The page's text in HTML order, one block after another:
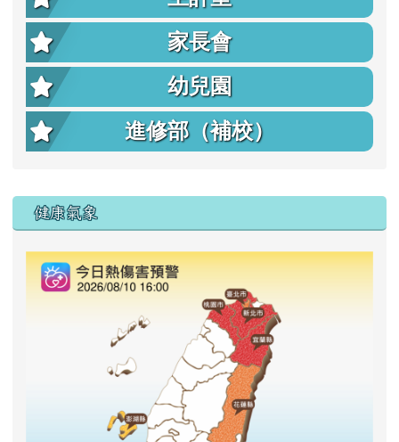
家長會
幼兒園
進修部（補校）
右邊區域內容
健康氣象